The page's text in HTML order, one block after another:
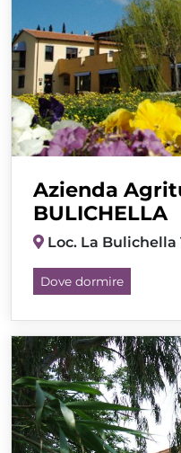
Azienda
BULICHELLA
Loc. La Bulichella
Dove dormire